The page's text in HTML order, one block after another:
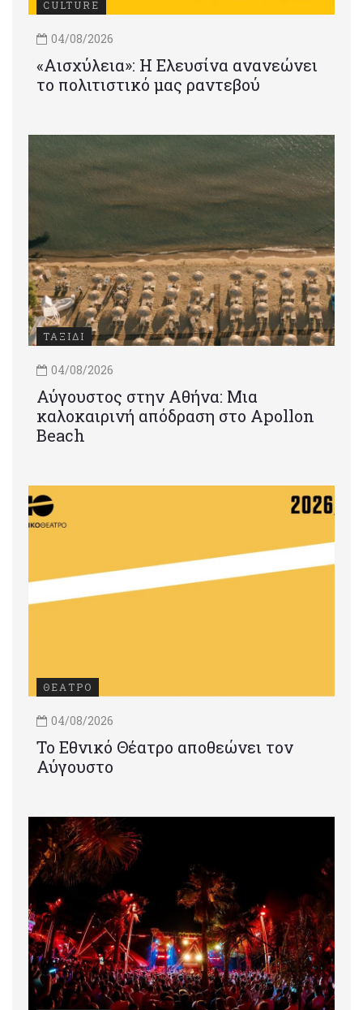
CULTURE
04/08/2026
«Αισχύλεια»: Η Ελευσίνα ανανεώνει
το πολιτιστικό μας ραντεβού
ΤΑΞΙΔΙ
04/08/2026
Αύγουστος στην Αθήνα: Μια
καλοκαιρινή απόδραση στο Apollon
Beach
ΘΕΑΤΡΟ
04/08/2026
Το Εθνικό Θέατρο αποθεώνει τον
Αύγουστο